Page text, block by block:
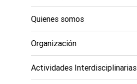
Quienes somos
Organización
Actividades Interdisciplinarias